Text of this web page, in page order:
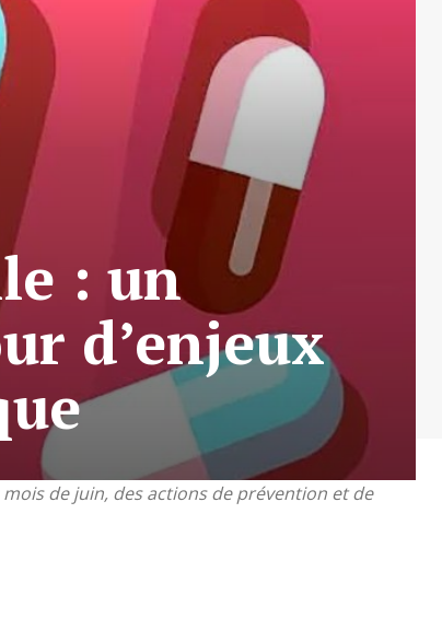
de juin, des actions de prévention et de
: un
d’enjeux